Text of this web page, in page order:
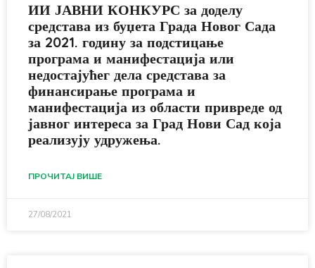
ИИ ЈАВНИ КОНКУРС за доделу
средстава из буџета Града Новог Сада
за 2021. годину за подстицање
програма и манифестација или
недостајућег дела средстава за
финансирање програма и
манифестација из области привреде од
јавног интереса за Град Нови Сад која
реализују удружења.
ПРОЧИТАЈ ВИШЕ
27/08/2021